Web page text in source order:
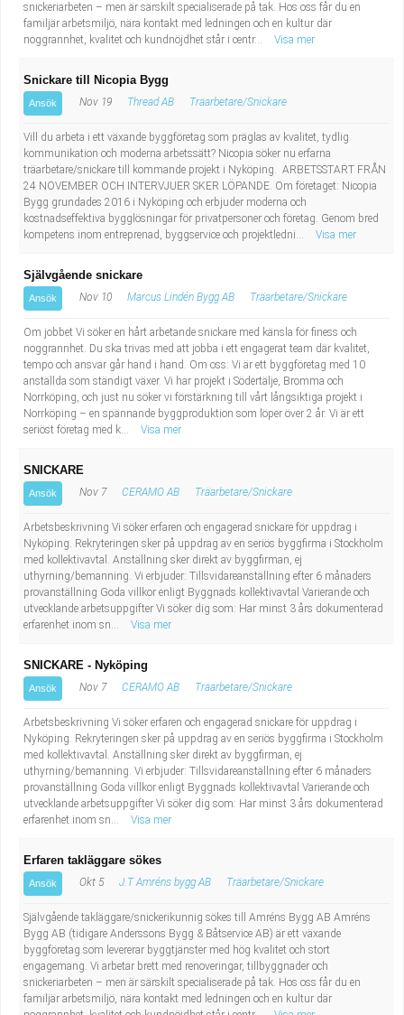
snickeriarbeten – men är särskilt specialiserade på tak. Hos oss får du en
familjär arbetsmiljö, nära kontakt med ledningen och en kultur där
noggrannhet, kvalitet och kundnöjdhet står i centr...
Visa mer
Snickare till Nicopia Bygg
Ansök Nov 19 Thread AB Träarbetare/Snickare
Vill du arbeta i ett växande byggföretag som präglas av kvalitet, tydlig
kommunikation och moderna arbetssätt? Nicopia söker nu erfarna
träarbetare/snickare till kommande projekt i Nyköping. ARBETSSTART FRÅN
24 NOVEMBER OCH INTERVJUER SKER LÖPANDE. Om företaget: Nicopia
Bygg grundades 2016 i Nyköping och erbjuder moderna och
kostnadseffektiva bygglösningar för privatpersoner och företag. Genom bred
kompetens inom entreprenad, byggservice och projektledni...
Visa mer
Självgående snickare
Ansök Nov 10 Marcus Lindén Bygg AB Träarbetare/Snickare
Om jobbet Vi söker en hårt arbetande snickare med känsla för finess och
noggrannhet. Du ska trivas med att jobba i ett engagerat team där kvalitet,
tempo och ansvar går hand i hand. Om oss: Vi är ett byggföretag med 10
anställda som ständigt växer. Vi har projekt i Södertälje, Bromma och
Norrköping, och just nu söker vi förstärkning till vårt långsiktiga projekt i
Norrköping – en spännande byggproduktion som löper över 2 år. Vi är ett
seriöst företag med k...
Visa mer
SNICKARE
Ansök Nov 7 CERAMO AB Träarbetare/Snickare
Arbetsbeskrivning Vi söker erfaren och engagerad snickare för uppdrag i
Nyköping. Rekryteringen sker på uppdrag av en seriös byggfirma i Stockholm
med kollektivavtal. Anställning sker direkt av byggfirman, ej
uthyrning/bemanning. Vi erbjuder: Tillsvidareanställning efter 6 månaders
provanställning Goda villkor enligt Byggnads kollektivavtal Varierande och
utvecklande arbetsuppgifter Vi söker dig som: Har minst 3 års dokumenterad
erfarenhet inom sn...
Visa mer
SNICKARE - Nyköping
Ansök Nov 7 CERAMO AB Träarbetare/Snickare
Arbetsbeskrivning Vi söker erfaren och engagerad snickare för uppdrag i
Nyköping. Rekryteringen sker på uppdrag av en seriös byggfirma i Stockholm
med kollektivavtal. Anställning sker direkt av byggfirman, ej
uthyrning/bemanning. Vi erbjuder: Tillsvidareanställning efter 6 månaders
provanställning Goda villkor enligt Byggnads kollektivavtal Varierande och
utvecklande arbetsuppgifter Vi söker dig som: Har minst 3 års dokumenterad
erfarenhet inom sn...
Visa mer
Erfaren takläggare sökes
Ansök Okt 5 J.T Amréns bygg AB Träarbetare/Snickare
Självgående takläggare/snickerikunnig sökes till Amréns Bygg AB Amréns
Bygg AB (tidigare Anderssons Bygg & Båtservice AB) är ett växande
byggföretag som levererar byggtjänster med hög kvalitet och stort
engagemang. Vi arbetar brett med renoveringar, tillbyggnader och
snickeriarbeten – men är särskilt specialiserade på tak. Hos oss får du en
familjär arbetsmiljö, nära kontakt med ledningen och en kultur där